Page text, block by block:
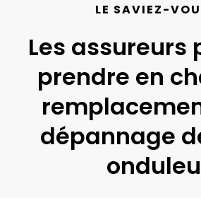
LE SAVIEZ-
Les assureurs
prendre en
dépannage